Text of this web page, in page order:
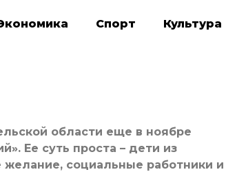
Спорт Культура
области еще в ноябре
Ее суть проста – дети из
социальные работники и